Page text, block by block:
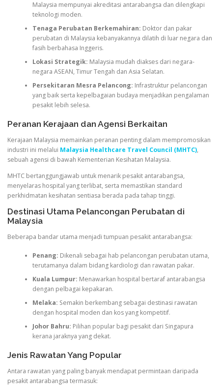
Malaysia mempunyai akreditasi antarabangsa dan dilengkapi
teknologi moden.
Tenaga Perubatan Berkemahiran: Doktor dan pakar
perubatan di Malaysia kebanyakannya dilatih di luar negara dan
fasih berbahasa Inggeris.
Lokasi Strategik: Malaysia mudah diakses dari negara-
negara ASEAN, Timur Tengah dan Asia Selatan.
Persekitaran Mesra Pelancong: Infrastruktur pelancongan
yang baik serta kepelbagaian budaya menjadikan pengalaman
pesakit lebih selesa.
Peranan Kerajaan dan Agensi Berkaitan
Kerajaan Malaysia memainkan peranan penting dalam mempromosikan
industri ini melalui Malaysia Healthcare Travel Council (MHTC),
sebuah agensi di bawah Kementerian Kesihatan Malaysia.
MHTC bertanggungjawab untuk menarik pesakit antarabangsa,
menyelaras hospital yang terlibat, serta memastikan standard
perkhidmatan kesihatan sentiasa berada pada tahap tinggi.
Destinasi Utama Pelancongan Perubatan di
Malaysia
Beberapa bandar utama menjadi tumpuan pesakit antarabangsa:
Penang: Dikenali sebagai hab pelancongan perubatan utama,
terutamanya dalam bidang kardiologi dan rawatan pakar.
Kuala Lumpur: Menawarkan hospital bertaraf antarabangsa
dengan pelbagai kepakaran.
Melaka: Semakin berkembang sebagai destinasi rawatan
dengan hospital moden dan kos yang kompetitif.
Johor Bahru: Pilihan popular bagi pesakit dari Singapura
kerana jaraknya yang dekat.
Jenis Rawatan Yang Popular
Antara rawatan yang paling banyak mendapat permintaan daripada
pesakit antarabangsa termasuk: